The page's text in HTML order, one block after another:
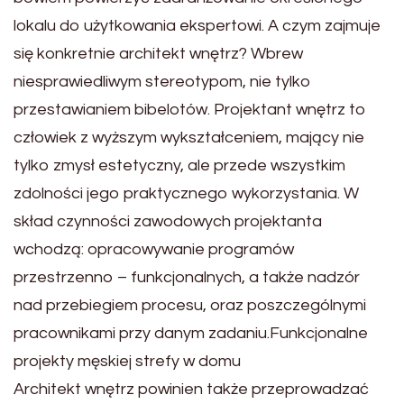
lokalu do użytkowania ekspertowi. A czym zajmuje
się konkretnie architekt wnętrz? Wbrew
niesprawiedliwym stereotypom, nie tylko
przestawianiem bibelotów. Projektant wnętrz to
człowiek z wyższym wykształceniem, mający nie
tylko zmysł estetyczny, ale przede wszystkim
zdolności jego praktycznego wykorzystania. W
skład czynności zawodowych projektanta
wchodzą: opracowywanie programów
przestrzenno – funkcjonalnych, a także nadzór
nad przebiegiem procesu, oraz poszczególnymi
pracownikami przy danym zadaniu.Funkcjonalne
projekty męskiej strefy w domu
Architekt wnętrz powinien także przeprowadzać